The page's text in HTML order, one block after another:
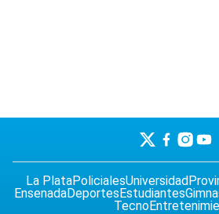
La PlataPolicialesUniversidad
EnsenadaDeportesEstudiantes
Tecno